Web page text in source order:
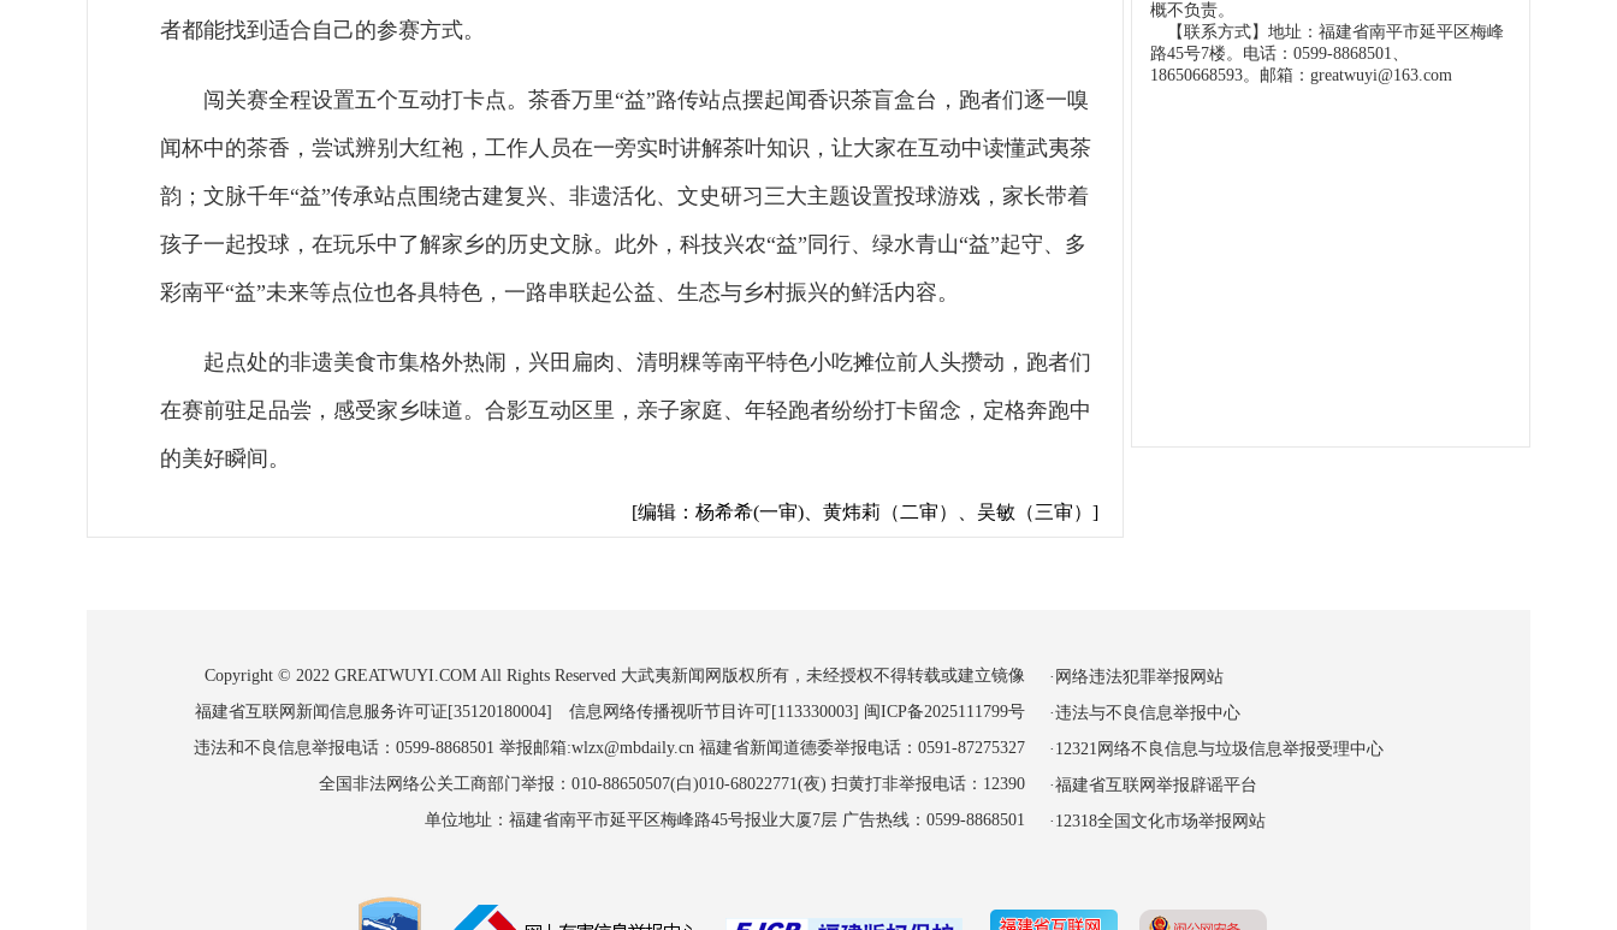
者都能找到适合自己的参赛方式。
闯关赛全程设置五个互动打卡点。茶香万里“益”路传站点摆起闻香识茶盲盒台，跑者们逐一嗅
闻杯中的茶香，尝试辨别大红袍，工作人员在一旁实时讲解茶叶知识，让大家在互动中读懂武夷茶
韵；文脉千年“益”传承站点围绕古建复兴、非遗活化、文史研习三大主题设置投球游戏，家长带着
孩子一起投球，在玩乐中了解家乡的历史文脉。此外，科技兴农“益”同行、绿水青山“益”起守、多
彩南平“益”未来等点位也各具特色，一路串联起公益、生态与乡村振兴的鲜活内容。
起点处的非遗美食市集格外热闹，兴田扁肉、清明粿等南平特色小吃摊位前人头攒动，跑者们
在赛前驻足品尝，感受家乡味道。合影互动区里，亲子家庭、年轻跑者纷纷打卡留念，定格奔跑中
的美好瞬间。
[编辑：杨希希(一审)、黄炜莉（二审）、吴敏（三审）]
概不负责。
【联系方式】地址：福建省南平市延平区梅峰
路45号7楼。电话：0599-8868501、
18650668593。邮箱：greatwuyi@163.com
Copyright © 2022 GREATWUYI.COM All Rights Reserved 大武夷新闻网版权所有，未经授权不得转载或建立镜像
福建省互联网新闻信息服务许可证[35120180004] 信息网络传播视听节目许可[113330003] 闽ICP备2025111799号
违法和不良信息举报电话：0599-8868501 举报邮箱:wlzx@mbdaily.cn 福建省新闻道德委举报电话：0591-87275327
全国非法网络公关工商部门举报：010-88650507(白)010-68022771(夜) 扫黄打非举报电话：12390
单位地址：福建省南平市延平区梅峰路45号报业大厦7层 广告热线：0599-8868501
·网络违法犯罪举报网站
·违法与不良信息举报中心
·12321网络不良信息与垃圾信息举报受理中心
·福建省互联网举报辟谣平台
·12318全国文化市场举报网站